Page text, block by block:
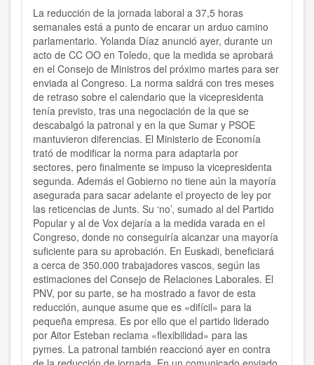
La reducción de la jornada laboral a 37,5 horas
semanales está a punto de encarar un arduo camino
parlamentario. Yolanda Díaz anunció ayer, durante un
acto de CC OO en Toledo, que la medida se aprobará
en el Consejo de Ministros del próximo martes para ser
enviada al Congreso. La norma saldrá con tres meses
de retraso sobre el calendario que la vicepresidenta
tenía previsto, tras una negociación de la que se
descabalgó la patronal y en la que Sumar y PSOE
mantuvieron diferencias. El Ministerio de Economía
trató de modificar la norma para adaptarla por
sectores, pero finalmente se impuso la vicepresidenta
segunda. Además el Gobierno no tiene aún la mayoría
asegurada para sacar adelante el proyecto de ley por
las reticencias de Junts. Su ‘no’, sumado al del Partido
Popular y al de Vox dejaría a la medida varada en el
Congreso, donde no conseguiría alcanzar una mayoría
suficiente para su aprobación. En Euskadi, beneficiará
a cerca de 350.000 trabajadores vascos, según las
estimaciones del Consejo de Relaciones Laborales. El
PNV, por su parte, se ha mostrado a favor de esta
reducción, aunque asume que es «difícil» para la
pequeña empresa. Es por ello que el partido liderado
por Aitor Esteban reclama «flexibilidad» para las
pymes. La patronal también reaccionó ayer en contra